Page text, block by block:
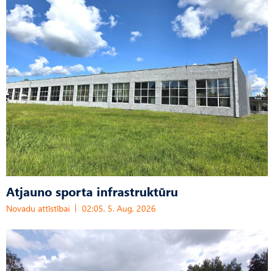
Atjauno sporta infrastruktūru
Novadu attīstībai 02:05, 5. Aug, 2026